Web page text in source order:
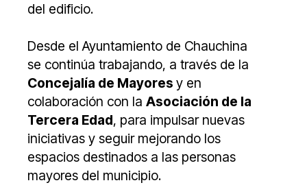
del edificio.
Desde el Ayuntamiento de Chauchina
se continúa trabajando, a través de la
Concejalía de Mayores y en
colaboración con la Asociación de la
Tercera Edad, para impulsar nuevas
iniciativas y seguir mejorando los
espacios destinados a las personas
mayores del municipio.